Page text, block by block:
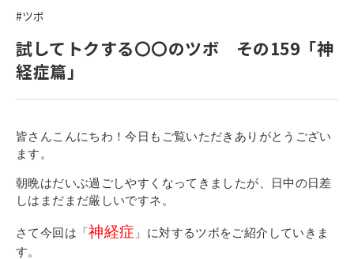
イベントスケジュール
キャンパスライフ
教育理念・沿革
アクセス
入学案内
#ツボ
試してトクする〇〇のツボ その159「神
経症篇」
皆さんこんにちわ！今日もご覧いただきありがとうござい
ます。
朝晩はだいぶ過ごしやすくなってきましたが、日中の日差
しはまだまだ厳しいですネ。
さて今回は「神経症 」に対するツボをご紹介していきま
す。